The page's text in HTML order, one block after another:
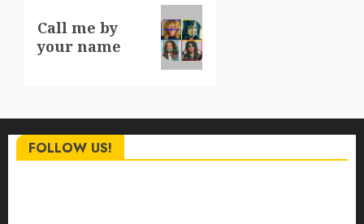
entrada:
Call me by
your name
FOLLOW US!